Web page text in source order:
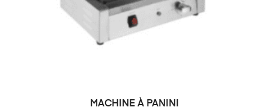
MACHINE À PANINI